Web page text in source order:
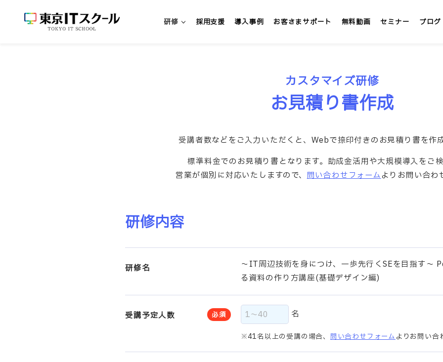
研修
部課長育成塾
LMS/eラーニング
テックアカデミー
社内大学 &IT
カスタマイズ研修
採用支援 導入事例 お客さまサポート 無料動画 セミナー ブログ
カスタマイズ研修
お見積り書作成
受講者数などをご入力いただくと、Webで捺印付きのお見積り書を作成
標準料金でのお見積り書となります。助成金活用や大規模導入をご
営業が個別に対応いたしますので、問い合わせフォームよりお問い合わ
研修内容
研修名
～IT周辺技術を身につけ、一歩先行くSEを目指す～
る資料の作り方講座(基礎デザイン編)
受講予定人数 必須 名
41名以上の受講の場合、 問い合わせフォーム よりお問い合